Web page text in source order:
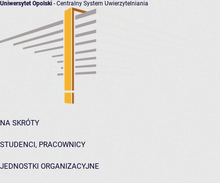
Uniwersytet Opolski - Centralny System Uwierzytelniania
NA SKRÓTY
STUDENCI, PRACOWNICY
JEDNOSTKI ORGANIZACYJNE